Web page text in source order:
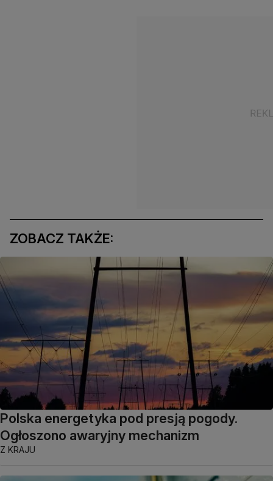
ZOBACZ TAKŻE:
Polska energetyka pod presją pogody.
Ogłoszono awaryjny mechanizm
Z KRAJU